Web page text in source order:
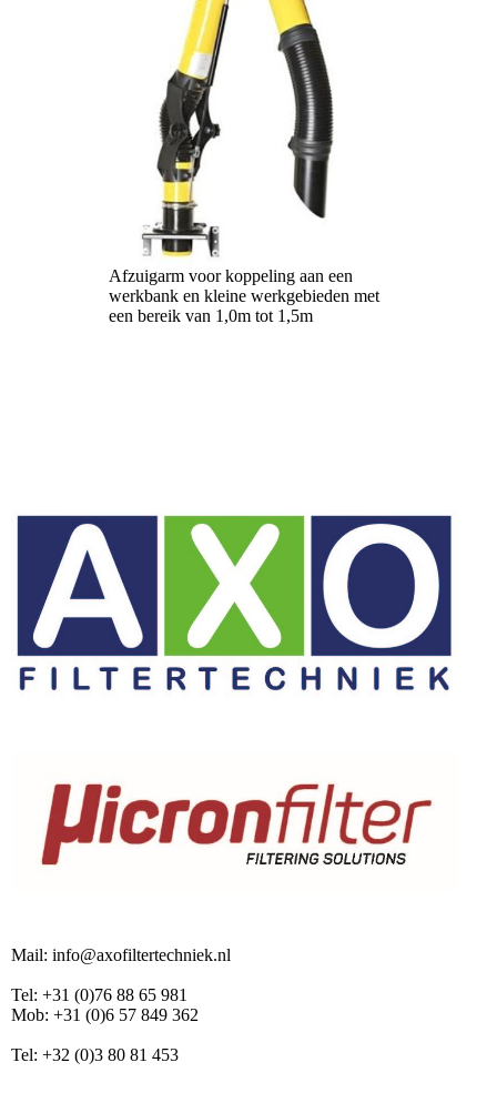
Afzuigarm voor koppeling aan een
werkbank en kleine werkgebieden met
een bereik van 1,0m tot 1,5m
Mail: info@axofiltertechniek.nl
Tel: +31 (0)76 88 65 981
Mob: +31 (0)6 57 849 362
Tel: +32 (0)3 80 81 453